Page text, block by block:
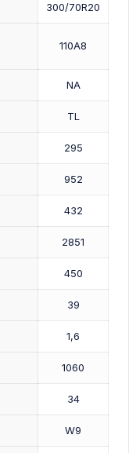
300/70R20
110A8
NA
TL
295
952
432
2851
450
39
1,6
1060
34
W9